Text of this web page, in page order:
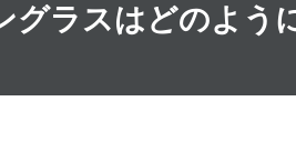
グラスはどのよう